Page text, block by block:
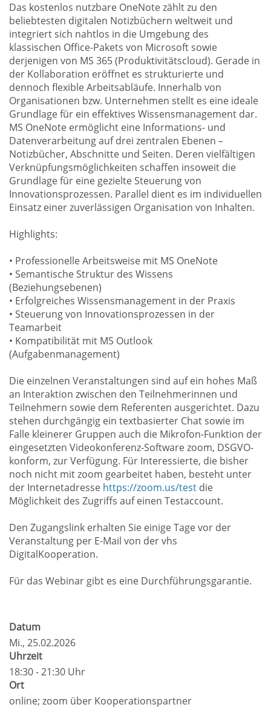
Das kostenlos nutzbare OneNote zählt zu den
beliebtesten digitalen Notizbüchern weltweit und
integriert sich nahtlos in die Umgebung des
klassischen Office-Pakets von Microsoft sowie
derjenigen von MS 365 (Produktivitätscloud). Gerade in
der Kollaboration eröffnet es strukturierte und
dennoch flexible Arbeitsabläufe. Innerhalb von
Organisationen bzw. Unternehmen stellt es eine ideale
Grundlage für ein effektives Wissensmanagement dar.
MS OneNote ermöglicht eine Informations- und
Datenverarbeitung auf drei zentralen Ebenen –
Notizbücher, Abschnitte und Seiten. Deren vielfältigen
Verknüpfungsmöglichkeiten schaffen insoweit die
Grundlage für eine gezielte Steuerung von
Innovationsprozessen. Parallel dient es im individuellen
Einsatz einer zuverlässigen Organisation von Inhalten.
Highlights:
• Professionelle Arbeitsweise mit MS OneNote
• Semantische Struktur des Wissens
(Beziehungsebenen)
• Erfolgreiches Wissensmanagement in der Praxis
• Steuerung von Innovationsprozessen in der
Teamarbeit
• Kompatibilität mit MS Outlook
(Aufgabenmanagement)
Die einzelnen Veranstaltungen sind auf ein hohes Maß
an Interaktion zwischen den Teilnehmerinnen und
Teilnehmern sowie dem Referenten ausgerichtet. Dazu
stehen durchgängig ein textbasierter Chat sowie im
Falle kleinerer Gruppen auch die Mikrofon-Funktion der
eingesetzten Videokonferenz-Software zoom, DSGVO-
konform, zur Verfügung. Für Interessierte, die bisher
noch nicht mit zoom gearbeitet haben, besteht unter
der Internetadresse https://zoom.us/test die
Möglichkeit des Zugriffs auf einen Testaccount.
Den Zugangslink erhalten Sie einige Tage vor der
Veranstaltung per E-Mail von der vhs
DigitalKooperation.
Für das Webinar gibt es eine Durchführungsgarantie.
Datum
Mi., 25.02.2026
Uhrzeit
18:30 - 21:30 Uhr
Ort
online; zoom über Kooperationspartner